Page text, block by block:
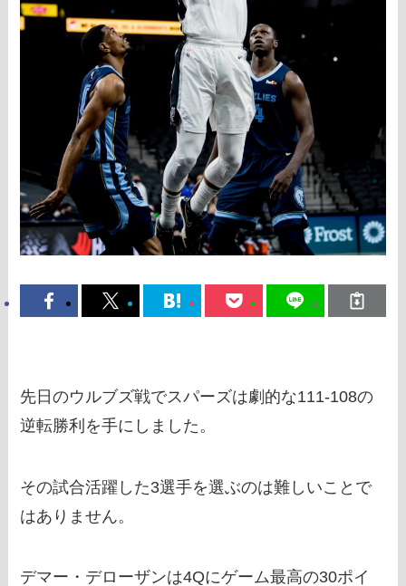
先日のウルブズ戦でスパーズは劇的な111-108の
逆転勝利を手にしました。
その試合活躍した3選手を選ぶのは難しいことで
はありません。
デマー・デローザンは4Qにゲーム最高の30ポイ